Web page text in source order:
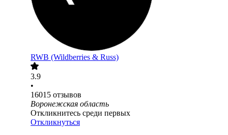
RWB (Wildberries & Russ)
3.9
•
16015 отзывов
Воронежская область
Откликнитесь среди первых
Откликнуться